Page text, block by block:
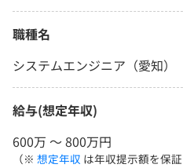
職種名
システムエンジニア（愛知）
給与(想定年収)
600万 〜 800万円
（※ 想定年収 は年収提示額を保